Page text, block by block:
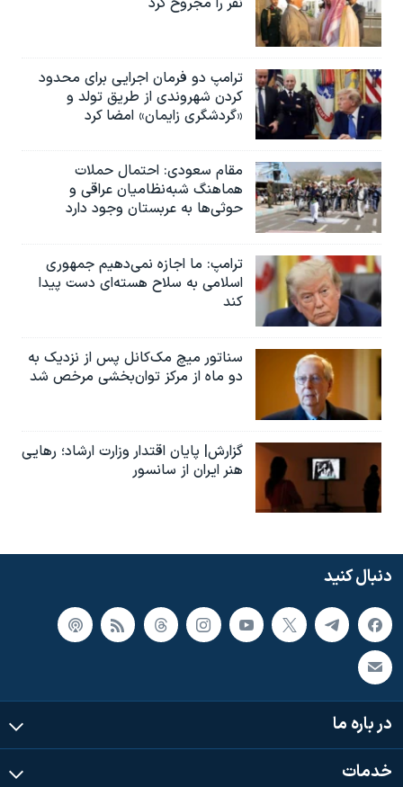
ترامپ دو فرمان اجرایی برای محدود
کردن شهروندی از طریق تولد و
«گردشگری زایمان» امضا کرد
مقام سعودی: احتمال حملات
هماهنگ شبه‌نظامیان عراقی و
حوثی‌ها به عربستان وجود دارد
ترامپ: ما اجازه نمی‌دهیم جمهوری
اسلامی به سلاح هسته‌ای دست پیدا
کند
سناتور میچ مک‌کانل پس از نزدیک به
دو ماه از مرکز توان‌بخشی مرخص شد
گزارش| پایان اقتدار وزارت ارشاد؛ رهایی
هنر ایران از سانسور
دنبال کنید
در باره ما
خدمات